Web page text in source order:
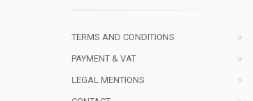
TERMS AND CONDITIONS
PAYMENT & VAT
LEGAL MENTIONS